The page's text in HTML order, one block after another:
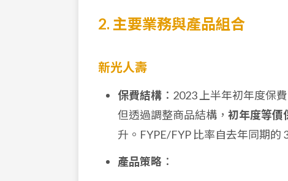
2. 主要業務與產品組合
新光人壽
保費結構 ：2023 上半年初年度保
但透過調整商品結構， 初年度等價
升。FYPE/FYP 比率自去年同期的
產品策略 ：